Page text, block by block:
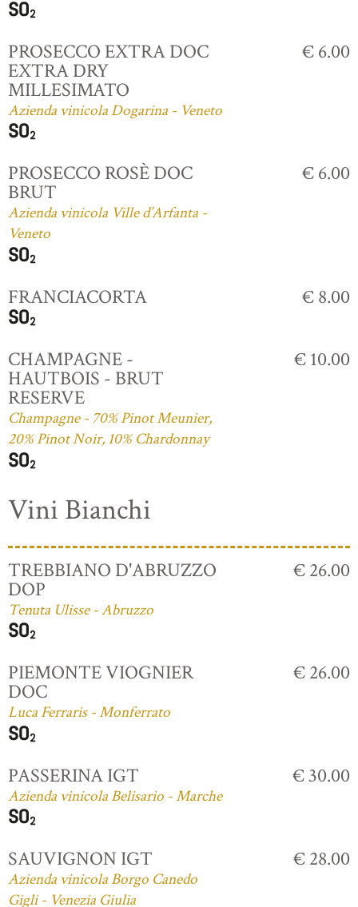
PROSECCO EXTRA DOC
EXTRA DRY
MILLESIMATO
Azienda vinicola Dogarina - Veneto
€ 6.00
PROSECCO ROSÈ DOC
BRUT
Azienda vinicola Ville d’Arfanta -
Veneto
€ 6.00
FRANCIACORTA € 8.00
CHAMPAGNE -
HAUTBOIS - BRUT
RESERVE
Champagne - 70% Pinot Meunier,
20% Pinot Noir, 10% Chardonnay
€ 10.00
Vini Bianchi
TREBBIANO D'ABRUZZO
DOP
Tenuta Ulisse - Abruzzo
€ 26.00
PIEMONTE VIOGNIER
DOC
Luca Ferraris - Monferrato
€ 26.00
PASSERINA IGT
Azienda vinicola Belisario - Marche
€ 30.00
SAUVIGNON IGT
Azienda vinicola Borgo Canedo
Gigli - Venezia Giulia
€ 28.00